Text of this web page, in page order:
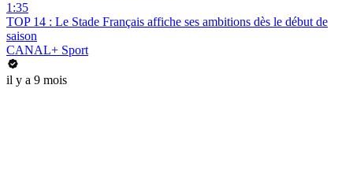
1:35
TOP 14 : Le Stade Français affiche ses ambitions dès le début de
saison
CANAL+ Sport
il y a 9 mois